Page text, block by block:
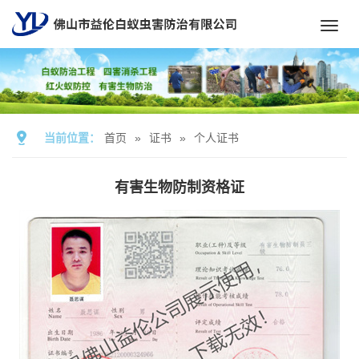
当前位置： 首页 » 证书 » 个人证书
有害生物防制资格证